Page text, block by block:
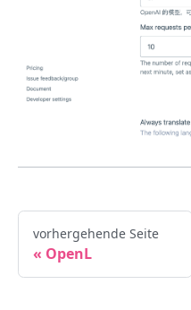
vorhergehende Seite
OpenL